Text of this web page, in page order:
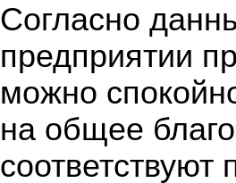
Согласно
предприятии
можно
на общее